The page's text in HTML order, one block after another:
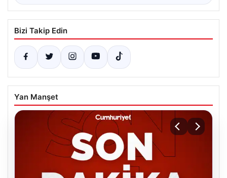
Bizi Takip Edin
Yan Manşet